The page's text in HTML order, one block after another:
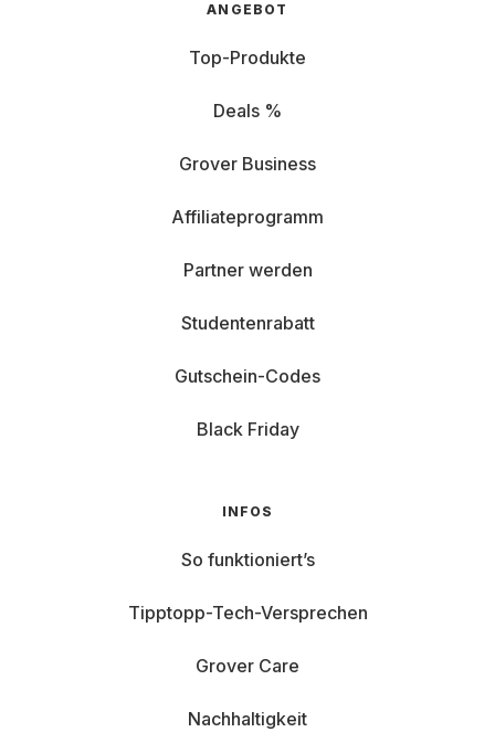
ANGEBOT
Top-Produkte
Deals %
Grover Business
Affiliateprogramm
Partner werden
Studentenrabatt
Gutschein-Codes
Black Friday
INFOS
So funktioniert’s
Tipptopp-Tech-Versprechen
Grover Care
Nachhaltigkeit